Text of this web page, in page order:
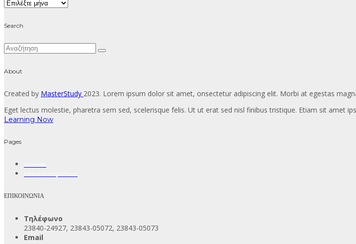
Archive
Search
About
Created by MasterStudy 2023. Lorem ipsum dolor sit amet, onsectetur adipiscing elit. Morbi at egestas
Eget lectus molestie, pharetra sem sed, scelerisque felis. Ut ut erat sed nisl finibus tristique. Etiam sit amet
Learning Now
Pages
ΕΠΙΚΟΙΝΩΝΙΑ
Τηλέφωνο
23840-24927, 23843-05072, 23843-05073
Email